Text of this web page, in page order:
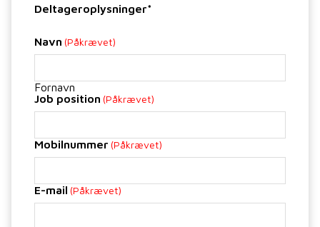
Deltageroplysninger*
Navn (Påkrævet)
Fornavn
Job position (Påkrævet)
Mobilnummer (Påkrævet)
E-mail (Påkrævet)